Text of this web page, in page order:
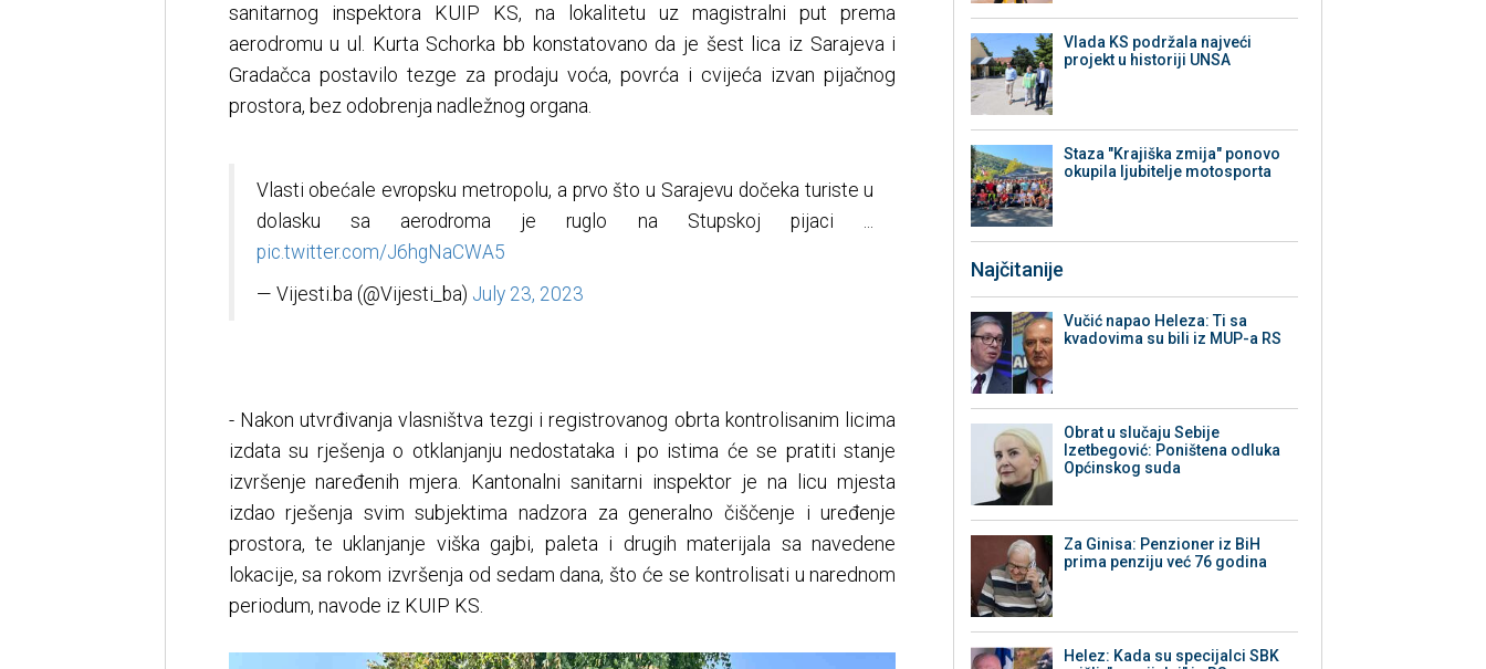
sanitarnog inspektora KUIP KS, na lokalitetu uz magistralni put prema
aerodromu u ul. Kurta Schorka bb konstatovano da je šest lica iz Sarajeva i
Gradačca postavilo tezge za prodaju voća, povrća i cvijeća izvan pijačnog
prostora, bez odobrenja nadležnog organa.
Vlasti obećale evropsku metropolu, a prvo što u Sarajevu dočeka turiste u
dolasku sa aerodroma je ruglo na Stupskoj pijaci ...
pic.twitter.com/J6hgNaCWA5
— Vijesti.ba (@Vijesti_ba) July 23, 2023
- Nakon utvrđivanja vlasništva tezgi i registrovanog obrta kontrolisanim licima
izdata su rješenja o otklanjanju nedostataka i po istima će se pratiti stanje
izvršenje naređenih mjera. Kantonalni sanitarni inspektor je na licu mjesta
izdao rješenja svim subjektima nadzora za generalno čiščenje i uređenje
prostora, te uklanjanje viška gajbi, paleta i drugih materijala sa navedene
lokacije, sa rokom izvršenja od sedam dana, što će se kontrolisati u narednom
periodum, navode iz KUIP KS.
Vlada KS podržala najveći
projekt u historiji UNSA
Staza "Krajiška zmija" ponovo
okupila ljubitelje motosporta
Najčitanije
Vučić napao Heleza: Ti sa
kvadovima su bili iz MUP-a RS
Obrat u slučaju Sebije
Izetbegović: Poništena odluka
Općinskog suda
Za Ginisa: Penzioner iz BiH
prima penziju već 76 godina
Helez: Kada su specijalci SBK